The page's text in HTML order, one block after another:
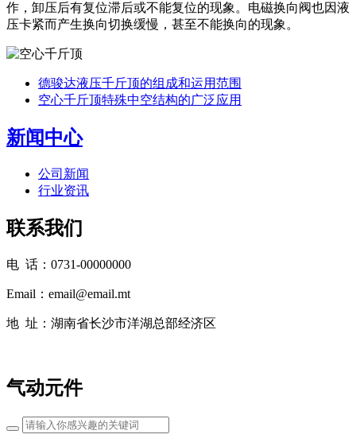
作，卸压后有复位滞后或不能复位的现象。电磁换向阀也因液
压卡紧而产生换向切换缓慢，甚至不能换向的现象。
德骏达液压千斤顶的组成和运用范围
空心千斤顶特殊中空结构的广泛应用
新闻中心
公司新闻
行业资讯
联系我们
电 话：0731-00000000
Email：email@email.mt
地 址：湖南省长沙市洋湖总部经济区
气动元件